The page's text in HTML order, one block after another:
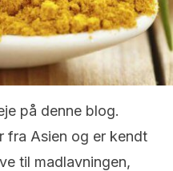
på denne blog.
fra Asien og er kendt
til madlavningen,